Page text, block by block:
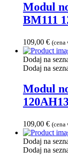
Modul
BM111
109,00 €
Dodaj na
Dodaj na
Modul
109,00 €
Dodaj na
Dodaj na